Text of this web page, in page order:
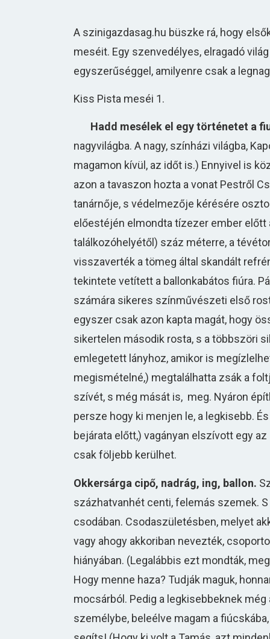
A szinigazdasag.hu büszke rá, hogy
meséit. Egy szenvedélyes, elragadó
egyszerűséggel, amilyenre csak a
Kiss Pista meséi 1.
Hadd mesélek el egy történetet a
nagyvilágba. A nagy, színházi világba,
magamon kívül, az időt is.) Ennyivel is
azon a tavaszon hozta a vonat Pestről
tanárnője, s védelmezője kérésére
előestéjén elmondta tízezer ember előtt
találkozóhelyétől) száz méterre, a
visszaverték a tömeg által skandált
tekintete vetített a ballonkabátos fiúra.
számára sikeres színművészeti első
egyszer csak azon kapta magát, hogy
sikertelen második rosta, s a többszöri
emlegetett lányhoz, amikor is
megismételné,) megtalálhatta zsák a
szívét, s még mását is, meg. Nyáron
persze hogy ki menjen le, a legkisebb.
bejárata előtt,) vagányan elszívott egy
csak följebb kerülhet.
Okkersárga cipő, nadrág, ing, ballon.
százhatvanhét centi, felemás szemek.
csodában. Csodaszületésben, melyet
vagy ahogy akkoriban nevezték,
hiányában. (Legalábbis ezt mondták,
Hogy menne haza? Tudják maguk,
mocsárból. Pedig a legkisebbeknek
személybe, beleélve magam a